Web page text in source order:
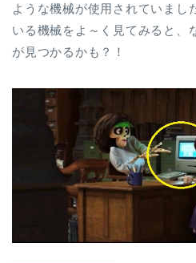
ような機械が使用されていまし
いる機械をよ～く見てみると、
が見つかるかも？！